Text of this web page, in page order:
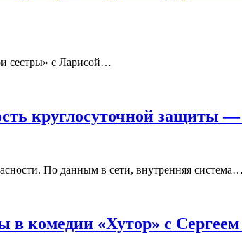
сестры» с Ларисой…
круглосуточной защиты
По данным в сети, внутренняя система…
комедии «Хутор» с